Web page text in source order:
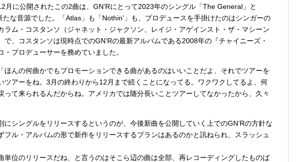
月に公開されたこの2曲は、GN’Rにとって2023年のシングル「The General」と
たな音源でした。「Atlas」も「Nothin’」も、プロデュースを手掛けたのはシンガーの
ラム・コスタンソ（ジャネット・ジャクソン、レイジ・アゲインスト・ザ・マシーン
で、コスタンソは現時点でのGN’Rの最新アルバムである2008年の『チャイニーズ・
・プロデューサーを務めていました。
ほんの何曲かでもプロモーションできる曲があるのはいいことだよ、それでツアーを
アーをね。3月の終わりから12月まで続くことになってる。ワクワクしてるよ、何
って来られるんだからね。アメリカでは随分長いことツアーしてなかったから、久々
にシングルをリリースするというのが、今後新曲を公開していく上でのGN’Rの方針な
フル・アルバムの形で新作をリリースするプランはあるのかと訊ねられ、スラッシュ
単位のリリースだね、と言うのはそこら辺の曲は全部、再レコーディングしたものば